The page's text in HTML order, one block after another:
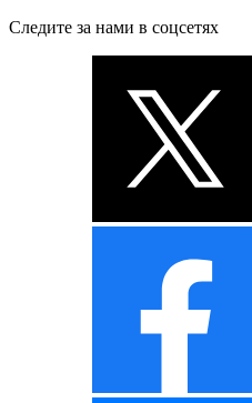
Следите за нами в соцсетях